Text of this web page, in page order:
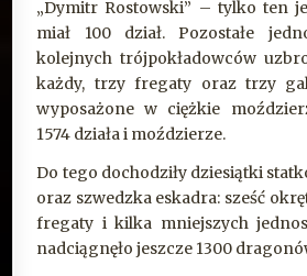
„Dymitr Rostowski” – tylko ten
miał 100 dział. Pozostałe
kolejnych trójpokładowców
każdy, trzy fregaty oraz trzy
wyposażone w ciężkie
1574 działa i moździerze.
Do tego dochodziły dziesiątki
oraz szwedzka eskadra: sześć
fregaty i kilka mniejszych
nadciągnęło jeszcze 1300